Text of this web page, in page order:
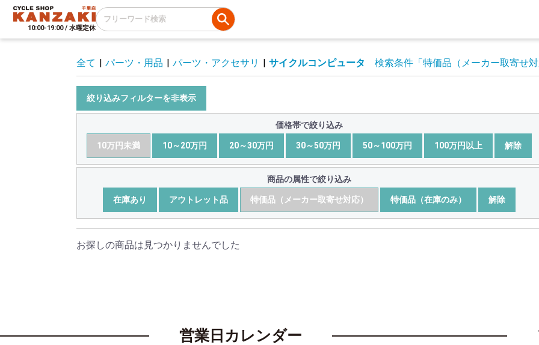
10:00-19:00 / 水曜定休
全て | パーツ・用品 | パーツ・アクセサリ | サイクルコンピュータ 検索条件 「特価品（メーカー取寄せ
絞り込みフィルターを非表示
価格帯で絞り込み
10万円未満 10～20万円 20～30万円 30～50万円 50～100万円 100万円以上 解除
商品の属性で絞り込み
在庫あり アウトレット品 特価品（メーカー取寄せ対応） 特価品（在庫のみ） 解除
お探しの商品は見つかりませんでした
営業日カレンダー